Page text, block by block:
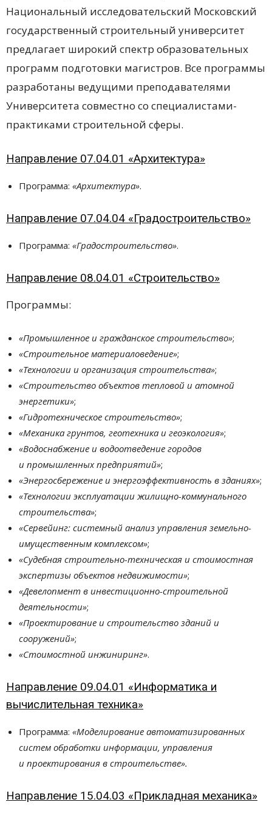
Национальный исследовательский Московский
государственный строительный университет
предлагает широкий спектр образовательных
программ подготовки магистров. Все программы
разработаны ведущими преподавателями
Университета совместно со специалистами-
практиками строительной сферы.
Направление 07.04.01 «Архитектура»
Программа: «Архитектура».
Направление 07.04.04 «Градостроительство»
Программа: «Градостроительство».
Направление 08.04.01 «Строительство»
Программы:
«Промышленное и гражданское строительство»;
«Строительное материаловедение»;
«Технологии и организация строительства»;
«Строительство объектов тепловой и атомной
энергетики»;
«Гидротехническое строительство»;
«Механика грунтов, геотехника и геоэкология»;
«Водоснабжение и водоотведение городов
и промышленных предприятий»;
«Энергосбережение и энергоэффективность в зданиях»;
«Технологии эксплуатации жилищно-коммунального
строительства»;
«Сервейинг: системный анализ управления земельно-
имущественным комплексом»;
«Судебная строительно-техническая и стоимостная
экспертизы объектов недвижимости»;
«Девелопмент в инвестиционно-строительной
деятельности»;
«Проектирование и строительство зданий и
сооружений»;
«Стоимостной инжиниринг».
Направление 09.04.01 «Информатика и
вычислительная техника»
Программа: «Моделирование автоматизированных
систем обработки информации, управления
и проектирования в строительстве».
Направление 15.04.03 «Прикладная механика»